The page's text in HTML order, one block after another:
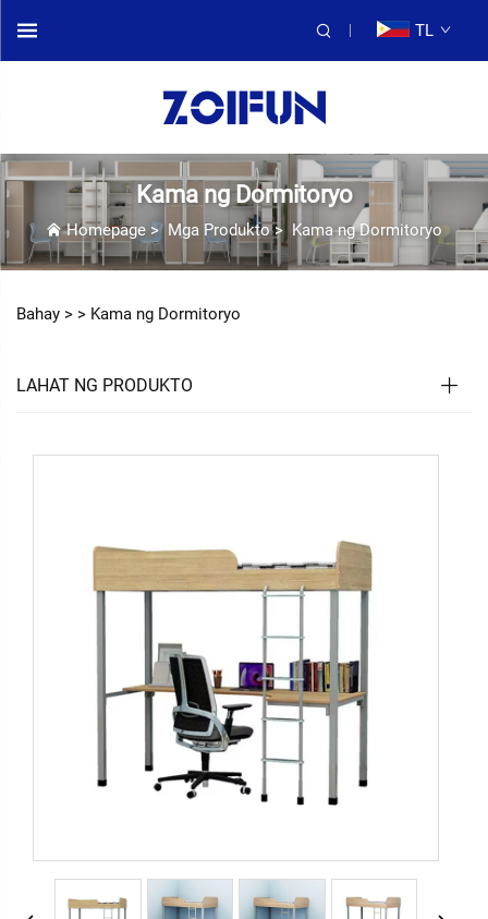
TL
Kama ng Dormitoryo
Homepage > Mga Produkto> Kama ng Dormitoryo
Bahay > > Kama ng Dormitoryo
LAHAT NG PRODUKTO